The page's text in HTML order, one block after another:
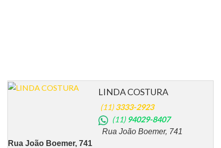
LINDA COSTURA
(11)3333-2923
(11) 94029-8407
Rua João Boemer, 741
Rua João Boemer, 741